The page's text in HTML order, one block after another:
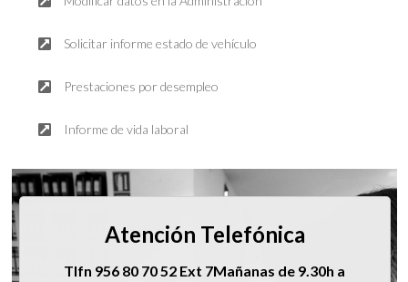
Solicitar informe estado de vehículo
Prestaciones por desempleo
Informe de vida laboral
Atención Telefónica
Tlfn 956 80 70 52 Ext 7Mañanas de 9.30h a